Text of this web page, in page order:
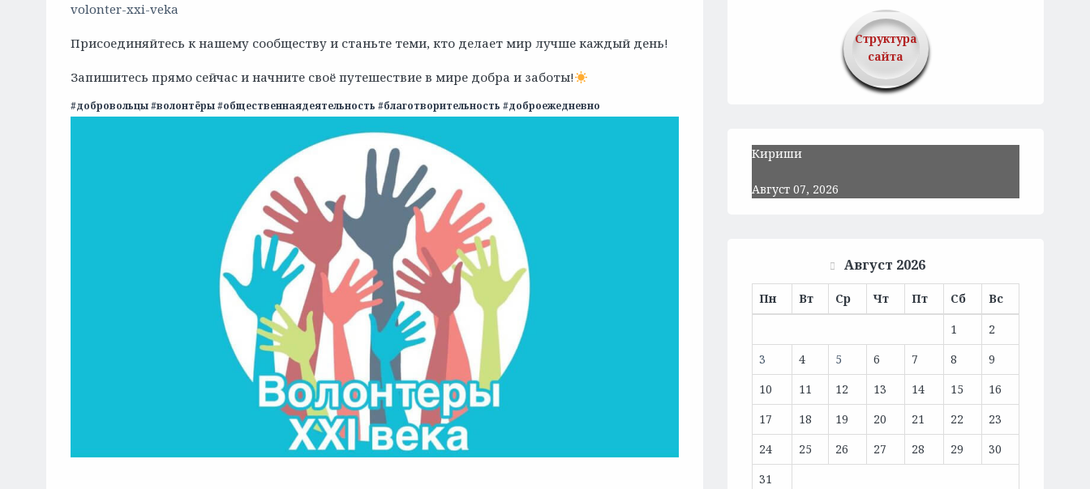
volonter-xxi-veka
Присоединяйтесь к нашему сообществу и станьте теми, кто делает мир лучше каждый день!
Запишитесь прямо сейчас и начните своё путешествие в мире добра и заботы!
#добровольцы #волонтёры #общественнаядеятельность #благотворительность #доброежедневно
Структура
сайта
Кириши
Август 07, 2026
Август 2026
Пн Вт Ср Чт Пт Сб
Вс
1
2
3
4 5 6 7 8
9
10
11 12 13 14 15
16
17
18 19 20 21 22
23
24
25 26 27 28 29
30
31